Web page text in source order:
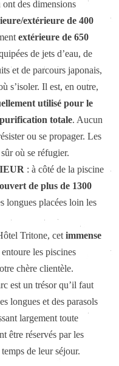
ont des dimensions
extérieure de 400
extérieure de 650
de jets d’eau, de
et de parcours japonais,
s’isoler. Il est, en outre,
utilisé pour le
totale. Aucun
ou se propager. Les
où se réfugier.
: à côté de la piscine
de plus de 1300
longues placées loin les
Tritone, cet immense
les piscines
chère clientèle.
est un trésor qu’il faut
longues et des parasols
largement toute
être réservés par les
de leur séjour.